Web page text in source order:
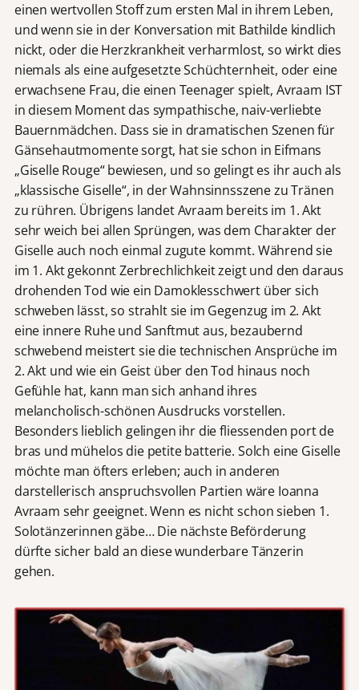
einen wertvollen Stoff zum ersten Mal in ihrem Leben,
und wenn sie in der Konversation mit Bathilde kindlich
nickt, oder die Herzkrankheit verharmlost, so wirkt dies
niemals als eine aufgesetzte Schüchternheit, oder eine
erwachsene Frau, die einen Teenager spielt, Avraam IST
in diesem Moment das sympathische, naiv-verliebte
Bauernmädchen. Dass sie in dramatischen Szenen für
Gänsehautmomente sorgt, hat sie schon in Eifmans
„Giselle Rouge“ bewiesen, und so gelingt es ihr auch als
„klassische Giselle“, in der Wahnsinnsszene zu Tränen
zu rühren. Übrigens landet Avraam bereits im 1. Akt
sehr weich bei allen Sprüngen, was dem Charakter der
Giselle auch noch einmal zugute kommt. Während sie
im 1. Akt gekonnt Zerbrechlichkeit zeigt und den daraus
drohenden Tod wie ein Damoklesschwert über sich
schweben lässt, so strahlt sie im Gegenzug im 2. Akt
eine innere Ruhe und Sanftmut aus, bezaubernd
schwebend meistert sie die technischen Ansprüche im
2. Akt und wie ein Geist über den Tod hinaus noch
Gefühle hat, kann man sich anhand ihres
melancholisch-schönen Ausdrucks vorstellen.
Besonders lieblich gelingen ihr die fliessenden port de
bras und mühelos die petite batterie. Solch eine Giselle
möchte man öfters erleben; auch in anderen
darstellerisch anspruchsvollen Partien wäre Ioanna
Avraam sehr geeignet. Wenn es nicht schon sieben 1.
Solotänzerinnen gäbe… Die nächste Beförderung
dürfte sicher bald an diese wunderbare Tänzerin
gehen.